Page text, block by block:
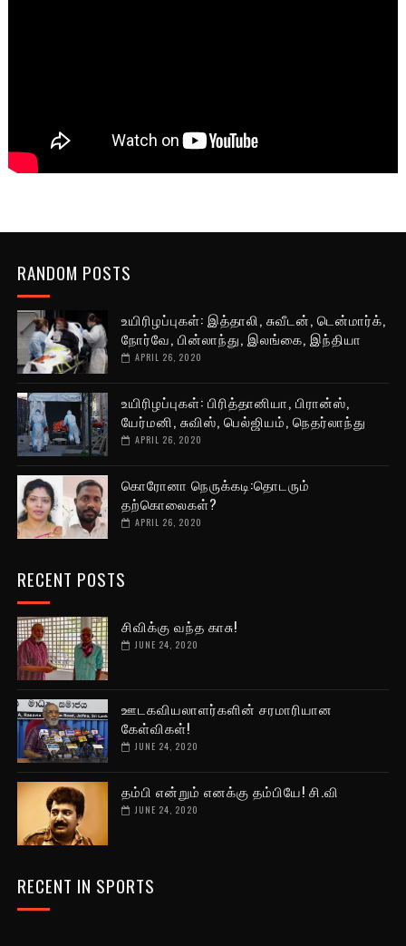
RANDOM POSTS
உயிரிழப்புகள்: இத்தாலி, சுவீடன், டென்மார்க்,
நோர்வே, பின்லாந்து, இலங்கை, இந்தியா
APRIL 26, 2020
உயிரிழப்புகள்: பிரித்தானியா, பிரான்ஸ்,
யேர்மனி, சுவிஸ், பெல்ஜியம், நெதர்லாந்து
APRIL 26, 2020
கொரோனா நெருக்கடி:தொடரும்
தற்கொலைகள்?
APRIL 26, 2020
RECENT POSTS
சிவிக்கு வந்த காசு!
JUNE 24, 2020
ஊடகவியலாளர்களின் சரமாரியான
கேள்விகள்!
JUNE 24, 2020
தம்பி என்றும் எனக்கு தம்பியே! சி.வி
JUNE 24, 2020
RECENT IN SPORTS